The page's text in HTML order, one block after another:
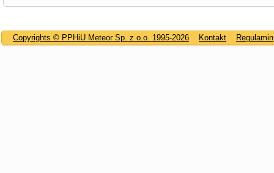
Copyrights © PPHiU Meteor Sp. z o.o. 1995-2026 Kontakt Regulamin